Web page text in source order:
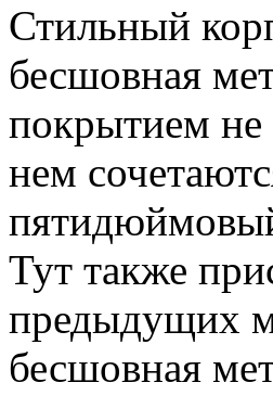
Стильный
бесшовная
покрытием не
нем
Тут также
предыдущих
бесшовная